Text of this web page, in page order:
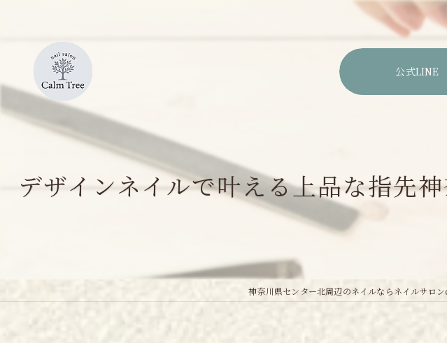
公式LINE
デザインネイルで叶える上品な指先
神奈川県センター北周辺のネイルならネイルサロ